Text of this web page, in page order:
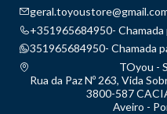
+351965684950- Chamada
351965684950- Chamada
TOyou -
Rua da Paz Nº 263, Vida
3800-587
Aveiro -